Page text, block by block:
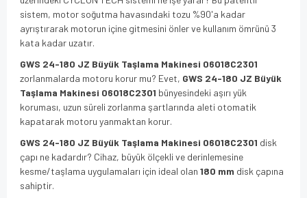
sistem, motor soğutma havasındaki tozu %90'a kadar
ayrıştırarak motorun içine gitmesini önler ve kullanım ömrünü 3
kata kadar uzatır.
GWS 24-180 JZ Büyük Taşlama Makinesi 06018C2301
zorlanmalarda motoru korur mu? Evet, GWS 24-180 JZ Büyük
Taşlama Makinesi 06018C2301 bünyesindeki aşırı yük
koruması, uzun süreli zorlanma şartlarında aleti otomatik
kapatarak motoru yanmaktan korur.
GWS 24-180 JZ Büyük Taşlama Makinesi 06018C2301 disk
çapı ne kadardır? Cihaz, büyük ölçekli ve derinlemesine
kesme/taşlama uygulamaları için ideal olan 180 mm disk çapına
sahiptir.